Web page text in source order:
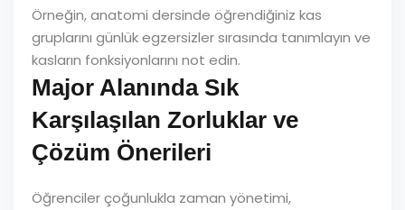
Örneğin, anatomi dersinde öğrendiğiniz kas
gruplarını günlük egzersizler sırasında tanımlayın ve
kasların fonksiyonlarını not edin.
Major Alanında Sık
Karşılaşılan Zorluklar ve
Çözüm Önerileri
Öğrenciler çoğunlukla zaman yönetimi,